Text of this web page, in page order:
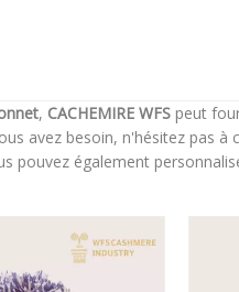
, CACHEMIRE WFS peut
avez besoin, n'hésitez pas à
pouvez également